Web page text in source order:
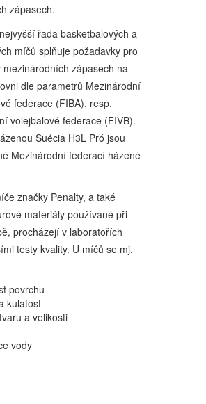
zápasech.
řada basketbalových a
míčů splňuje požadavky pro
mezinárodních zápasech na
dle parametrů Mezinárodní
federace (FIBA), resp.
volejbalové federace (FIVB).
Suécia H3L Pró jsou
Mezinárodní federací házené
značky Penalty, a také
materiály používané při
procházejí v laboratořích
testy kvality. U míčů se mj.
povrchu
kulatost
a velikosti
vody